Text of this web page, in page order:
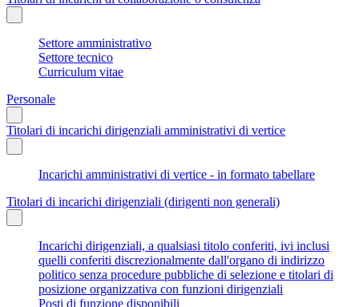
Settore amministrativo
Settore tecnico
Curriculum vitae
Personale
Titolari di incarichi dirigenziali amministrativi di vertice
Incarichi amministrativi di vertice - in formato tabellare
Titolari di incarichi dirigenziali (dirigenti non generali)
Incarichi dirigenziali, a qualsiasi titolo conferiti, ivi inclusi
quelli conferiti discrezionalmente dall'organo di indirizzo
politico senza procedure pubbliche di selezione e titolari di
posizione organizzativa con funzioni dirigenziali
Posti di funzione disponibili